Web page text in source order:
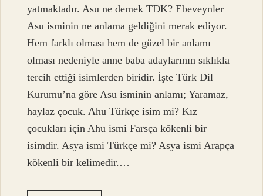
yatmaktadır. Asu ne demek TDK? Ebeveynler
Asu isminin ne anlama geldiğini merak ediyor.
Hem farklı olması hem de güzel bir anlamı
olması nedeniyle anne baba adaylarının sıklıkla
tercih ettiği isimlerden biridir. İşte Türk Dil
Kurumu’na göre Asu isminin anlamı; Yaramaz,
haylaz çocuk. Ahu Türkçe isim mi? Kız
çocukları için Ahu ismi Farsça kökenli bir
isimdir. Asya ismi Türkçe mi? Asya ismi Arapça
kökenli bir kelimedir.…